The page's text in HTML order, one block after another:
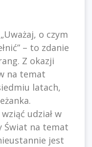
o czym
– to zdanie
Z okazji
na temat
latach,
udział w
Świat na temat
jest